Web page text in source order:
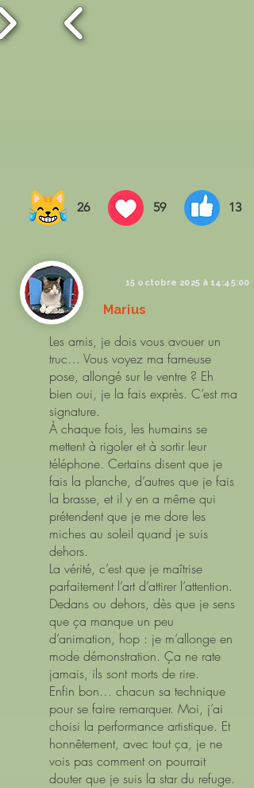
26 59 13
Marius
Les amis, je dois vous avouer un
truc… Vous voyez ma fameuse
pose, allongé sur le ventre ? Eh
bien oui, je la fais exprès. C’est ma
signature.
À chaque fois, les humains se
mettent à rigoler et à sortir leur
téléphone. Certains disent que je
fais la planche, d’autres que je fais
la brasse, et il y en a même qui
prétendent que je me dore les
miches au soleil quand je suis
dehors.
La vérité, c’est que je maîtrise
parfaitement l’art d’attirer l’attention.
Dedans ou dehors, dès que je sens
que ça manque un peu
d’animation, hop : je m’allonge en
mode démonstration. Ça ne rate
jamais, ils sont morts de rire.
Enfin bon… chacun sa technique
pour se faire remarquer. Moi, j’ai
choisi la performance artistique. Et
honnêtement, avec tout ça, je ne
vois pas comment on pourrait
douter que je suis la star du refuge.
15 octobre 2025 à 14:45:00